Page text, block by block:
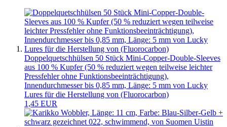
Doppelquetschhülsen 50 Stück Mini-Copper-Double-Sleeves
aus 100 % Kupfer (50 % reduziert wegen teilweise leichter
Pressfehler ohne Funktionsbeeinträchtigung),
Innendurchmesser bis 0,85 mm, Länge: 5 mm von Lucky
Lures für die Herstellung von (Fluorocarbon)
1,45 EUR